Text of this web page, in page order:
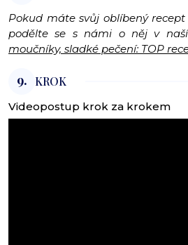
Pokud máte svůj oblíbený
podělte se s námi o něj v
moučníky, sladké pečení: TOP
9. KROK
Videopostup krok za krokem